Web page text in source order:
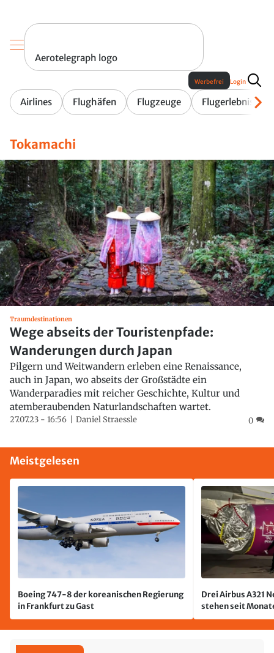
Aerotelegraph logo
Airlines Flughäfen Flugzeuge Flugerlebnis
Werbefrei Login
Tokamachi
Traumdestinationen
Wege abseits der Touristenpfade:
Wanderungen durch Japan
Pilgern und Weitwandern erleben eine Renaissance,
auch in Japan, wo abseits der Großstädte ein
Wanderparadies mit reicher Geschichte, Kultur und
atemberaubenden Naturlandschaften wartet.
27.07.23 - 16:56 Daniel Straessle 0
Meistgelesen
Boeing 747-8 der koreanischen Regierung
in Frankfurt zu Gast
Drei Airbus A321
stehen seit
jetzt wurde einer